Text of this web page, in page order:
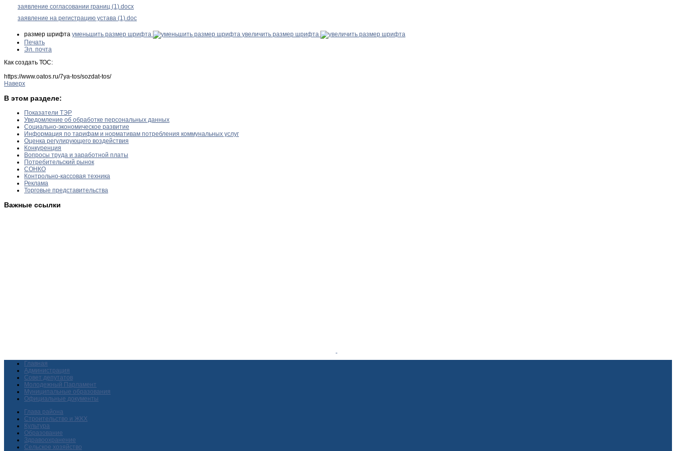
заявление согласовании границ (1).docx
заявление на регистрацию устава (1).doc
размер шрифта уменьшить размер шрифта
увеличить размер шрифта
Печать
Эл. почта
Как создать ТОС:
https://www.oatos.ru/7ya-tos/sozdat-tos/
Наверх
В этом разделе:
Показатели ТЭР
Уведомление об обработке персональных данных
Социально-экономическое развитие
Информация по тарифам и нормативам потребления коммунальных услуг
Оценка регулирующего воздействия
Конкуренция
Вопросы труда и заработной платы
Потребительский рынок
СОНКО
Контрольно-кассовая техника
Реклама
Торговые представительства
Важные ссылки
Главная
Администрация
Совет депутатов
Молодежный Парламент
Муниципальные образования
Официальные документы
Глава района
Строительство и ЖКХ
Культура
Образование
Здравоохранение
Сельское хозяйство